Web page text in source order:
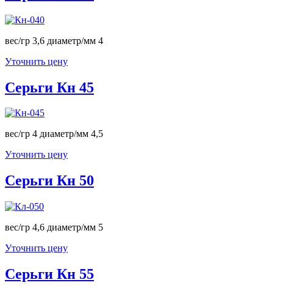
вес/гр 3,6 диаметр/мм 4
Уточнить цену
Серьги Кн 45
вес/гр 4 диаметр/мм 4,5
Уточнить цену
Серьги Кн 50
вес/гр 4,6 диаметр/мм 5
Уточнить цену
Серьги Кн 55